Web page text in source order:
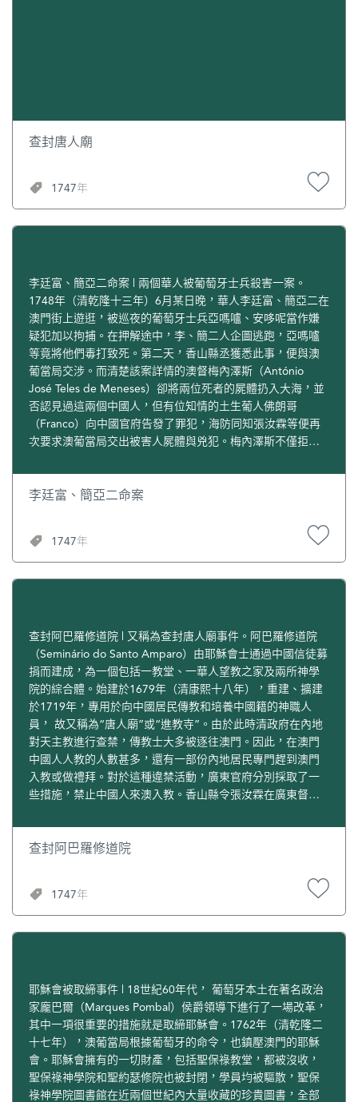
查封唐人廟
1747年
李廷富、簡亞二命案 | 兩個華人被葡萄牙士兵殺害一案。
1748年（清乾隆十三年）6月某日晚，華人李廷富、簡亞二在
澳門街上遊逛，被巡夜的葡萄牙士兵亞嗎嚧、安哆呢當作嫌
疑犯加以拘捕。在押解途中，李、簡二人企圖逃跑，亞嗎嚧
等竟將他們毒打致死。第二天，香山縣丞獲悉此事，便與澳
葡當局交涉。而清楚該案詳情的澳督梅內澤斯（António
José Teles de Meneses）卻將兩位死者的屍體扔入大海，並
否認見過這兩個中國人，但有位知情的土生葡人佛朗哥
（Franco）向中國官府告發了罪犯，海防同知張汝霖等便再
次要求澳葡當局交出被害人屍體與兇犯。梅內澤斯不僅拒絕
下令封閉關閘，停止對澳門的糧食供應，並命令中國居民離
開澳門。在這種形勢下，梅內澤斯仍增兵修城，準備頑抗。
島。兇犯離澳後，澳葡官員只好以重賄來求平息這一事件。
張汝霖因罪犯已經離澳，又收受賄賂，便向廣東巡撫岳浚謊
報李廷富、簡亞二夜入亞嗎嚧、安哆呢之家而被殺死、棄
屍，據葡萄牙法律，可判流放。這一案件就這樣草草了結，
李廷富、簡亞二命案
1747年
查封阿巴羅修道院 | 又稱為查封唐人廟事件。阿巴羅修道院
（Seminário do Santo Amparo）由耶穌會士通過中國信徒募
捐而建成，為一個包括一教堂、一華人望教之家及兩所神學
院的綜合體。始建於1679年（清康熙十八年），重建、擴建
於1719年，專用於向中國居民傳教和培養中國籍的神職人
員， 故又稱為“唐人廟”或“進教寺”。由於此時清政府在內地
對天主教進行查禁，傳教士大多被逐往澳門。因此，在澳門
中國人人教的人數甚多，還有一部份內地居民專門趕到澳門
入教或做禮拜。對於這種違禁活動，廣東官府分別採取了一
些措施，禁止中國人來澳入教。香山縣令張汝霖在廣東督撫
麟會同香山縣丞顧嵩前去查封這座唐人廟。3月20日，張汝霖
親自來澳門查封了阿巴羅修道院。澳門主教伊拉利奧（Hilario
還聲稱如中國政府要封閉教堂，便是“滅教”，他們寧可回
國。張汝霖回答是：你們願意遵守中國法令，則呈請封寺；
不願遵守中國法令，則可呈請回國。最後，葡萄牙人只好讓
步。
查封阿巴羅修道院
1747年
耶穌會被取締事件 | 18世紀60年代， 葡萄牙本土在著名政治
家龐巴爾（Marques Pombal）侯爵領導下進行了一場改革，
其中一項很重要的措施就是取締耶穌會。1762年（清乾隆二
十七年），澳葡當局根據葡萄牙的命令，也鎮壓澳門的耶穌
會。耶穌會擁有的一切財產，包括聖保祿教堂，都被沒收，
聖保祿神學院和聖約瑟修院也被封閉，學員均被驅散，聖保
祿神學院圖書館在近兩個世紀內大量收藏的珍貴圖書，全部